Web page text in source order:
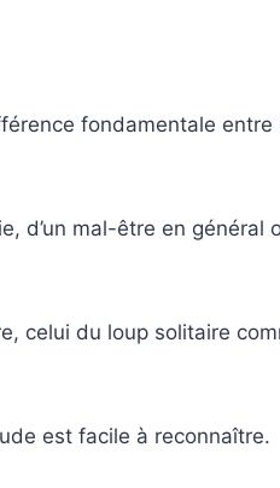
fondamentale
d’un mal-être en général
celui du loup solitaire
est facile à reconnaître.